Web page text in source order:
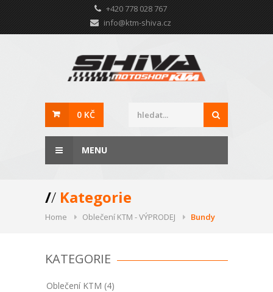
+420 778 028 767
info@ktm-shiva.cz
0 KČ
MENU
// Kategorie
Home Oblečení KTM - VÝPRODEJ Bundy
KATEGORIE
Oblečení KTM (4)